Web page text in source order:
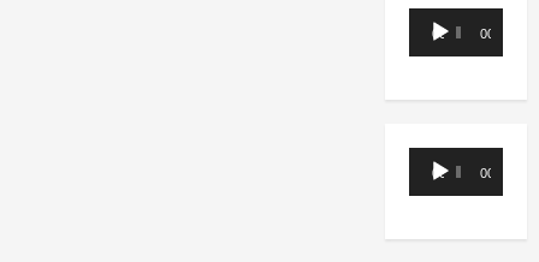
Reproductor
de
00:00 00:00
Reproductor
de
00:00 00:00